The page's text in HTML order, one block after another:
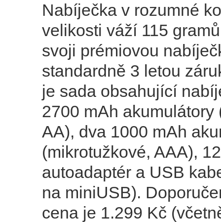
Nabíječka v rozumné
velikosti váží 115
svoji prémiovou
standardně 3 letou
je sada obsahující
2700 mAh akumulátory
AA), dva 1000 mAh
(mikrotužkové, AAA),
autoadaptér a USB
na miniUSB).
cena je 1.299 Kč